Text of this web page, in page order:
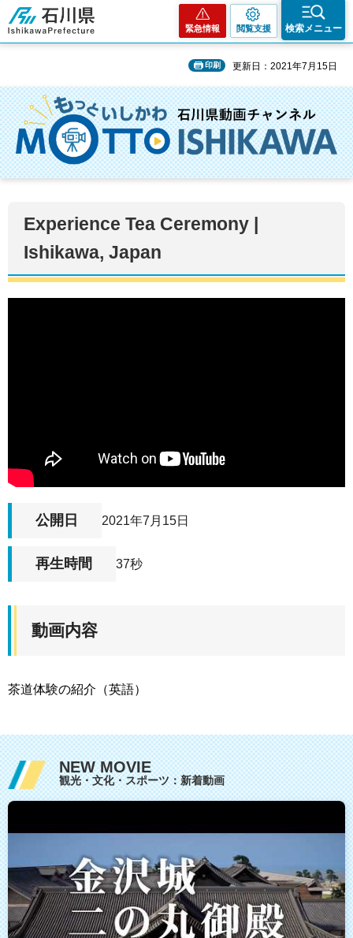
石川県
緊急情報 閲覧支援 検索メニュー
印刷 更新日：2021年7月15日
Experience Tea Ceremony |
Ishikawa, Japan
公開日 2021年7月15日
再生時間 37秒
動画内容
茶道体験の紹介（英語）
NEW MOVIE
観光・文化・スポーツ：新着動画